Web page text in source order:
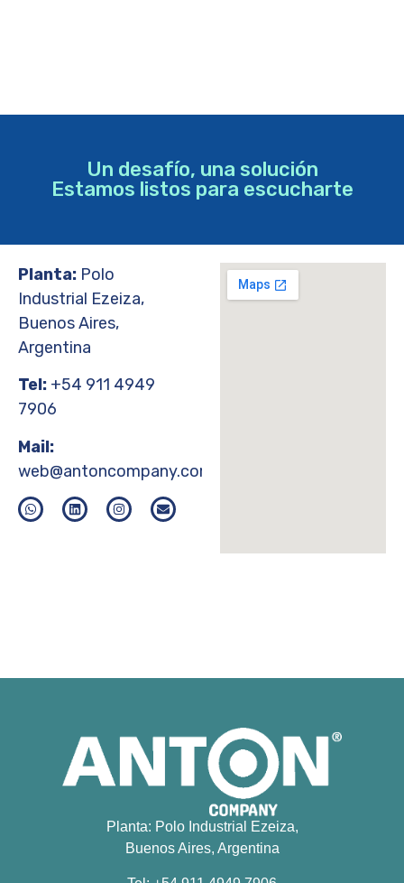
Un desafío, una solución
Estamos listos para escucharte
Planta: Polo
Industrial Ezeiza,
Buenos Aires,
Argentina
Tel: +54 911 4949
7906
Mail:
web@antoncompany.com.ar
Planta: Polo Industrial Ezeiza,
Buenos Aires, Argentina